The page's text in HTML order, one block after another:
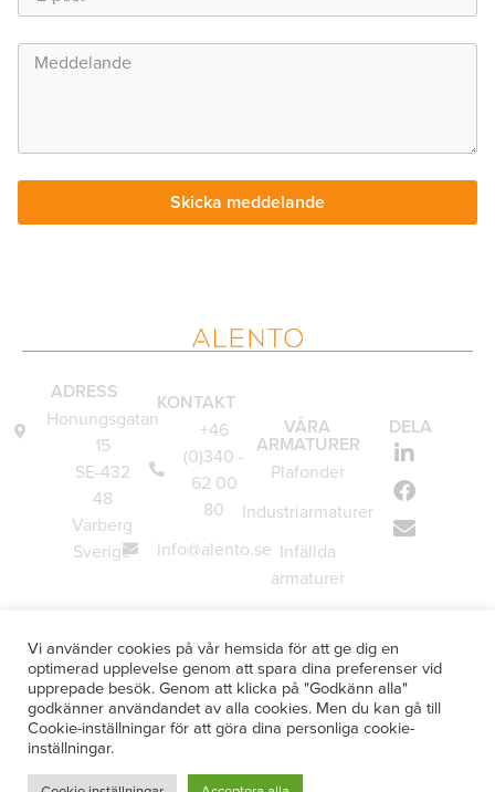
Skicka meddelande
ADRESS
Honungsgatan
15
SE-432
48
Varberg
Sverige
KONTAKT
+46
(0)340 -
62 00
80
info@alento.se
VÅRA
ARMATURER
Plafonder
Industriarmaturer
Infällda
armaturer
Underskåpsarmaturer
Specialanpassade
armaturer
DELA
Vi använder cookies på vår hemsida för att ge dig en
optimerad upplevelse genom att spara dina preferenser vid
upprepade besök. Genom att klicka på "Godkänn alla"
godkänner användandet av alla cookies. Men du kan gå till
Cookie-inställningar för att göra dina personliga cookie-
inställningar.